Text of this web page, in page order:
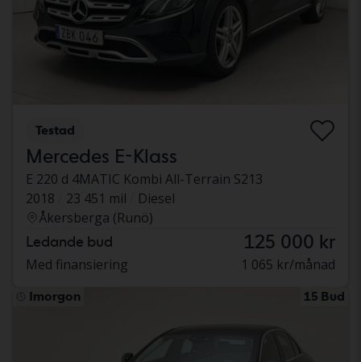
Testad
Mercedes E-Klass
E 220 d 4MATIC Kombi All-Terrain S213
2018
23 451 mil
Diesel
Åkersberga (Runö)
Ledande bud 125 000 kr
Med finansiering 1 065 kr/månad
Imorgon 15 Bud